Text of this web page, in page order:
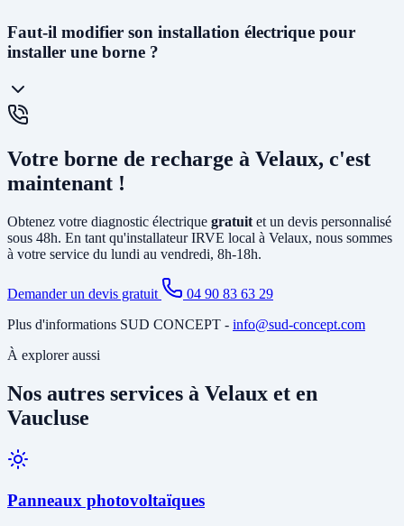
Laprise renforcée (Green'Up)délivre 3,2kW et permet de
recharger un véhicule en 12 à 20h. C'est la solution la plus
économique. La wallbox (7kW à 22kW) est beaucoup plus rapide
smartphone, et obligatoire pour certains types de véhicules. C'est la
solution recommandée pour un usage quotidien.
Faut-il modifier son installation électrique pour
installer une borne ?
Cela dépend de votre installation existante. Dans la plupart des
depuis le tableau électrique et poser un disjoncteur différentiel
spécifique. Si votre abonnement est trop faible, il peut être
nécessaire d'augmenter la puissance souscrite
Votre borne de recharge à Velaux, c'est
maintenant !
Obtenez votre diagnostic électrique gratuit et un devis personnalisé
sous 48h. En tant qu'installateur IRVE local à Velaux, nous sommes
à votre service du lundi au vendredi, 8h-18h.
Demander un devis gratuit
04 90 83 63 29
Plus d'informations SUD CONCEPT - info@sud-concept.com
À explorer aussi
Nos autres services à Velaux et en
Vaucluse
Panneaux photovoltaïques